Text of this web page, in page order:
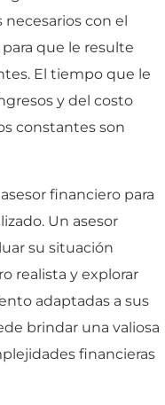
con el
que le resulte
El tiempo que le
y del costo
constantes son
financiero para
Un asesor
su situación
realista y explorar
adaptadas a sus
brindar una valiosa
financieras